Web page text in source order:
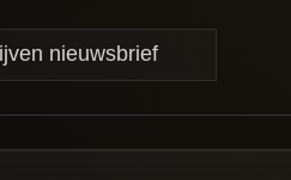
nieuwsbrief